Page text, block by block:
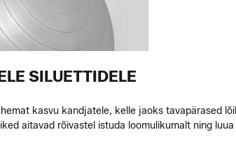
SILUETTIDELE
kasvu kandjatele, kelle jaoks tavapärased
aitavad rõivastel istuda loomulikumalt ning luua